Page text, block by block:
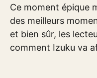
Ce moment épique
des meilleurs
et bien sûr, les
comment Izuku va